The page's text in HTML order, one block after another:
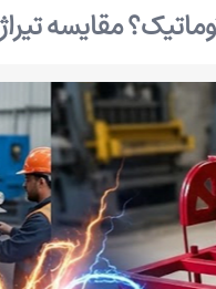
مقایسه